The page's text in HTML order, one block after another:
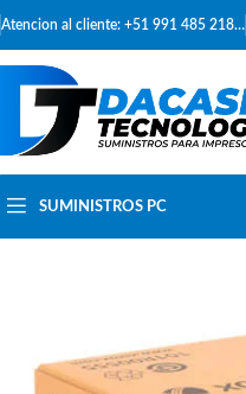
Atencion al cliente: +51 991 485 218…
SUMINISTROS PC